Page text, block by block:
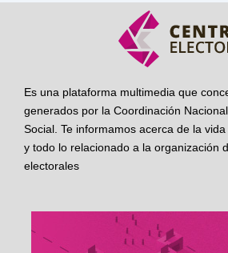
Es una plataforma multimedia que
generados por la Coordinación
Social. Te informamos acerca de la
y todo lo relacionado a la organización
electorales